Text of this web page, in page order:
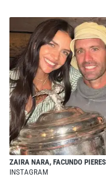
ZAIRA NARA, FACUNDO
INSTAGRAM